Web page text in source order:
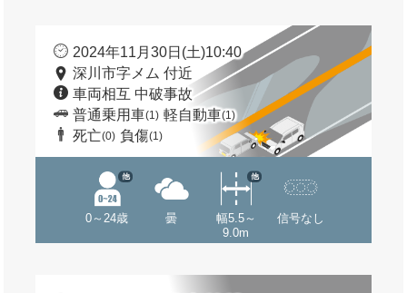
2024年11月30日(土)10:40
深川市字メム 付近
車両相互 中破事故
普通乗用車(1) 軽自動車(1)
死亡(0) 負傷(1)
0～24歳
他
曇
幅5.5～
9.0m
他
信号なし